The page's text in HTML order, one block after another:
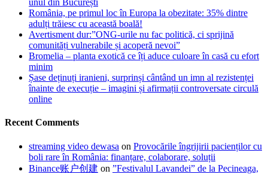
unul din București
România, pe primul loc în Europa la obezitate: 35% dintre
adulți trăiesc cu această boală!
Avertisment dur:”ONG-urile nu fac politică, ci sprijină
comunități vulnerabile și acoperă nevoi”
Bromelia – planta exotică ce îți aduce culoare în casă cu efort
minim
Șase deținuți iranieni, surprinși cântând un imn al rezistenței
înainte de execuție – imagini și afirmații controversate circulă
online
Recent Comments
streaming video dewasa on Provocările îngrijirii pacienților cu
boli rare în România: finanțare, colaborare, soluții
Binance账户创建 on ”Festivalul Lavandei” de la Pecineaga,